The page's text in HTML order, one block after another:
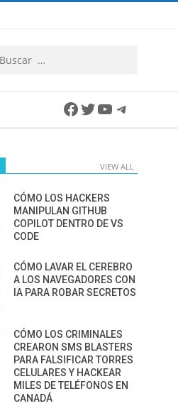
Facebook
Twitter
YouTube
VIEW ALL
CÓMO LOS HACKERS
MANIPULAN GITHUB
COPILOT DENTRO DE VS
CODE
CÓMO LAVAR EL CEREBRO
A LOS NAVEGADORES CON
IA PARA ROBAR SECRETOS
CÓMO LOS CRIMINALES
CREARON SMS BLASTERS
PARA FALSIFICAR TORRES
CELULARES Y HACKEAR
MILES DE TELÉFONOS EN
CANADÁ